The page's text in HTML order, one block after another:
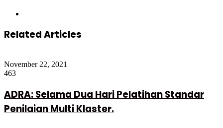
Related Articles
November 22, 2021
463
ADRA: Selama Dua Hari Pelatihan Standar
Penilaian Multi Klaster.